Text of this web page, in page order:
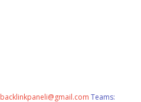
backlinkpaneli@gmail.com Teams: